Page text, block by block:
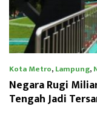
Kota Metro,Lampung,
Negara Rugi
Tengah Jadi